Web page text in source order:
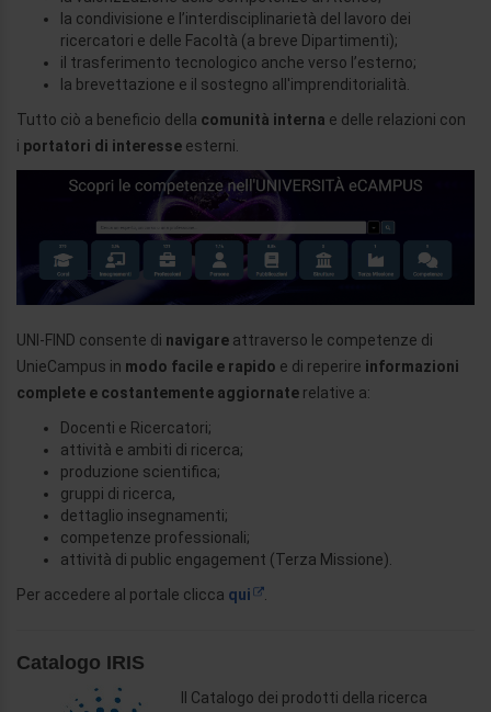
la condivisione e l’interdisciplinarietà del lavoro dei
ricercatori e delle Facoltà (a breve Dipartimenti);
il trasferimento tecnologico anche verso l’esterno;
la brevettazione e il sostegno all'imprenditorialità.
Tutto ciò a beneficio della comunità interna e delle relazioni con
i portatori di interesse esterni.
UNI-FIND consente di navigare attraverso le competenze di
UnieCampus in modo facile e rapido e di reperire informazioni
complete e costantemente aggiornate relative a:
Docenti e Ricercatori;
attività e ambiti di ricerca;
produzione scientifica;
gruppi di ricerca,
dettaglio insegnamenti;
competenze professionali;
attività di public engagement (Terza Missione).
Per accedere al portale clicca qui
Catalogo IRIS
Il Catalogo dei prodotti della ricerca